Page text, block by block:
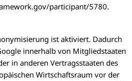
participant/5780.
ist aktiviert. Dadurch
innerhalb von Mitgliedstaaten
in anderen Vertragsstaaten des
Wirtschaftsraum vor der